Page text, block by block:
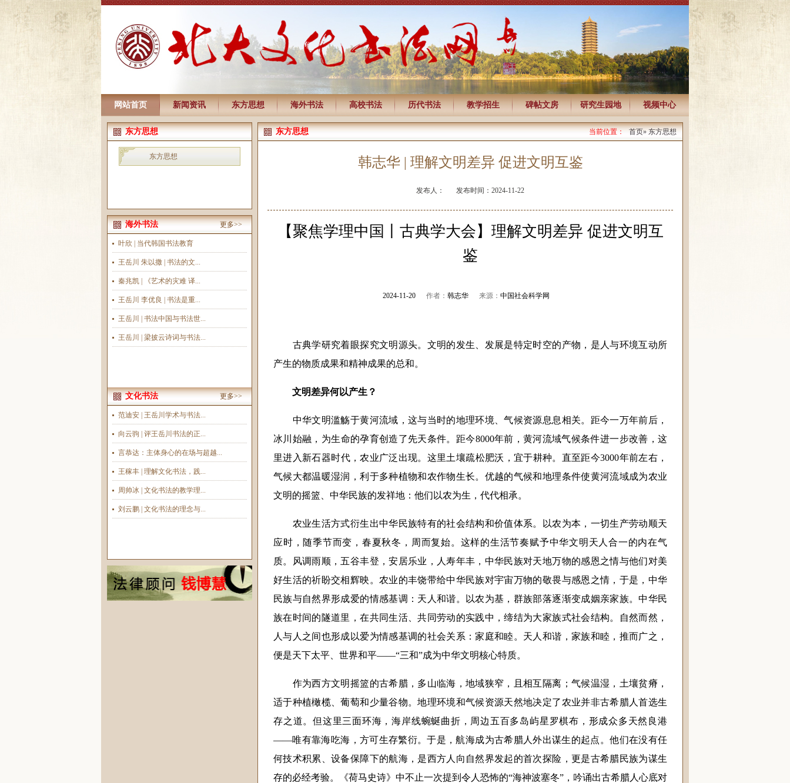
网站首页 新闻资讯 东方思想 海外书法 高校书法 历代书法 教学招生 碑帖文房 研究生园地 视频中心
东方思想
东方思想
海外书法 更多>>
叶欣 | 当代韩国书法教育
王岳川 朱以撒 | 书法的文...
秦兆凯 | 《艺术的灾难 译...
王岳川 李优良 | 书法是重...
王岳川 | 书法中国与书法世...
王岳川 | 梁披云诗词与书法...
文化书法 更多>>
范迪安 | 王岳川学术与书法...
向云驹 | 评王岳川书法的正...
言恭达：主体身心的在场与超越...
王稼丰 | 理解文化书法，践...
周帅冰 | 文化书法的教学理...
刘云鹏 | 文化书法的理念与...
东方思想 当前位置： 首页» 东方思想
韩志华 | 理解文明差异 促进文明互鉴
发布人： 发布时间：2024-11-22
【聚焦学理中国丨古典学大会】理解文明差异 促进文明互
鉴
2024-11-20 作者： 韩志华 来源： 中国社会科学网
古典学研究着眼探究文明源头。文明的发生、发展是特定时空的产物，是人与环境互动所
产生的物质成果和精神成果的总和。
文明差异何以产生？
中华文明滥觞于黄河流域，这与当时的地理环境、气候资源息息相关。距今一万年前后，
冰川始融，为生命的孕育创造了先天条件。距今8000年前，黄河流域气候条件进一步改善，这
里进入新石器时代，农业广泛出现。这里土壤疏松肥沃，宜于耕种。直至距今3000年前左右，
气候大都温暖湿润，利于多种植物和农作物生长。优越的气候和地理条件使黄河流域成为农业
文明的摇篮、中华民族的发祥地：他们以农为生，代代相承。
农业生活方式衍生出中华民族特有的社会结构和价值体系。以农为本，一切生产劳动顺天
应时，随季节而变，春夏秋冬，周而复始。这样的生活节奏赋予中华文明天人合一的内在气
质。风调雨顺，五谷丰登，安居乐业，人寿年丰，中华民族对天地万物的感恩之情与他们对美
好生活的祈盼交相辉映。农业的丰饶带给中华民族对宇宙万物的敬畏与感恩之情，于是，中华
民族与自然界形成爱的情感基调：天人和谐。以农为基，群族部落逐渐变成姻亲家族。中华民
族在时间的隧道里，在共同生活、共同劳动的实践中，缔结为大家族式社会结构。自然而然，
人与人之间也形成以爱为情感基调的社会关系：家庭和睦。天人和谐，家族和睦，推而广之，
便是天下太平、世界和平——“三和”成为中华文明核心特质。
作为西方文明摇篮的古希腊，多山临海，地域狭窄，且相互隔离；气候温湿，土壤贫瘠，
适于种植橄榄、葡萄和少量谷物。地理环境和气候资源天然地决定了农业并非古希腊人首选生
存之道。但这里三面环海，海岸线蜿蜒曲折，周边五百多岛屿星罗棋布，形成众多天然良港
——唯有靠海吃海，方可生存繁衍。于是，航海成为古希腊人外出谋生的起点。他们在没有任
何技术积累、设备保障下的航海，是西方人向自然界发起的首次探险，更是古希腊民族为谋生
存的必经考验。《荷马史诗》中不止一次提到令人恐怖的“海神波塞冬”，吟诵出古希腊人心底对